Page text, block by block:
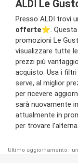
ALDI Le
Presso ALDI trovi
offerte⭐️.
promozioni Le
visualizzare tutte
prezzi più
acquisto. Usa i
serve, al miglior
per ricevere
sarà nuovamente
attualmente in
per trovare
Ultimo aggiornamento: